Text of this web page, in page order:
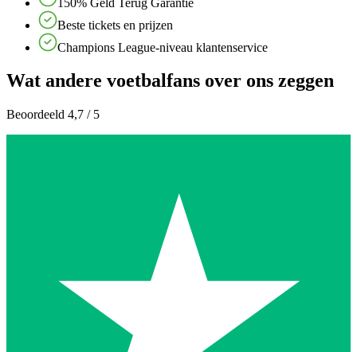
Beste tickets en prijzen
Champions League-niveau klantenservice
Wat andere voetbalfans over ons zeggen
Beoordeeld 4,7 / 5